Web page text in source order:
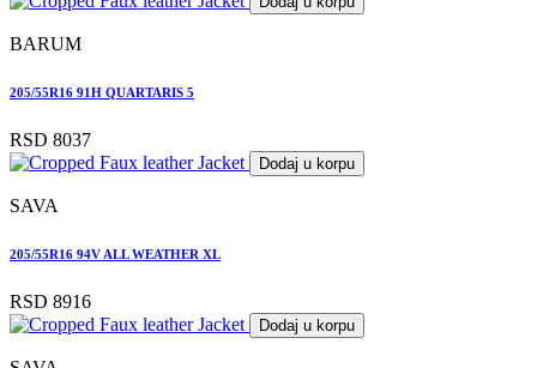
BARUM
205/55R16 91H QUARTARIS 5
RSD 8037
Dodaj u korpu
SAVA
205/55R16 94V ALL WEATHER XL
RSD 8916
Dodaj u korpu